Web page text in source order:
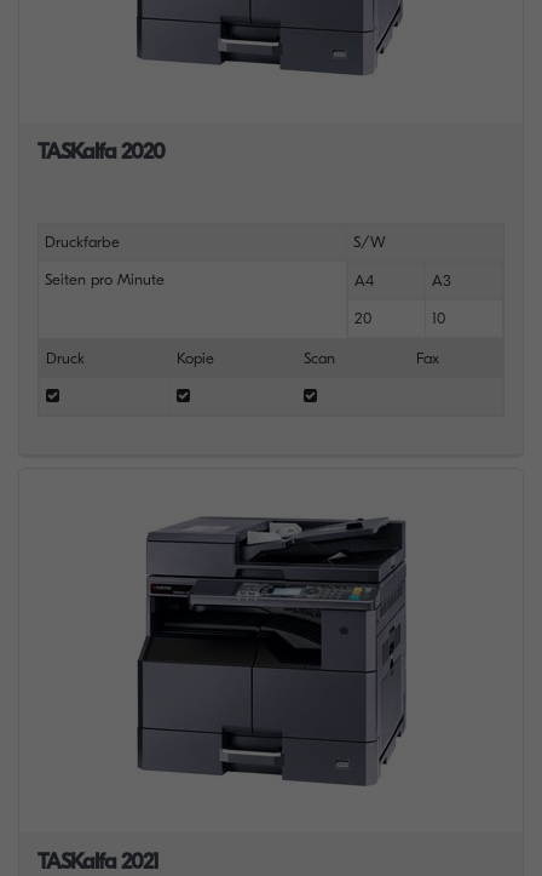
TASKalfa 2020
Druckfarbe S/W
Seiten pro Minute A4 A3
20 10
Druck Kopie Scan Fax
TASKalfa 2021